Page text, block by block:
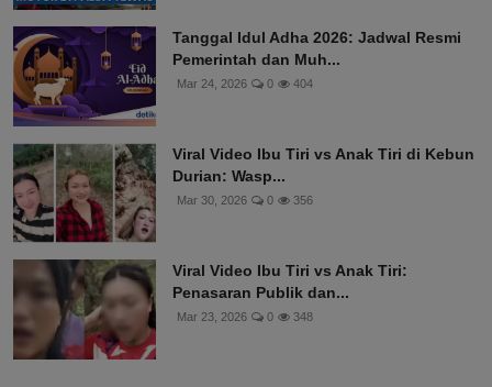
Tanggal Idul Adha 2026: Jadwal Resmi
Pemerintah dan Muh...
Mar 24, 2026 0 404
Viral Video Ibu Tiri vs Anak Tiri di Kebun
Durian: Wasp...
Mar 30, 2026 0 356
Viral Video Ibu Tiri vs Anak Tiri:
Penasaran Publik dan...
Mar 23, 2026 0 348